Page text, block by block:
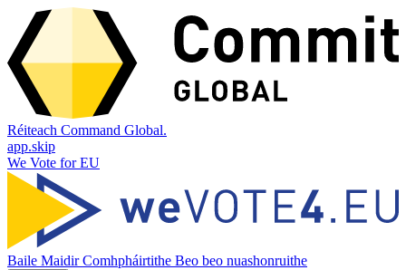
Réiteach Command Global.
app.skip
We Vote for EU
Baile MaidirComhpháirtithe Beo beo nuashonruithe